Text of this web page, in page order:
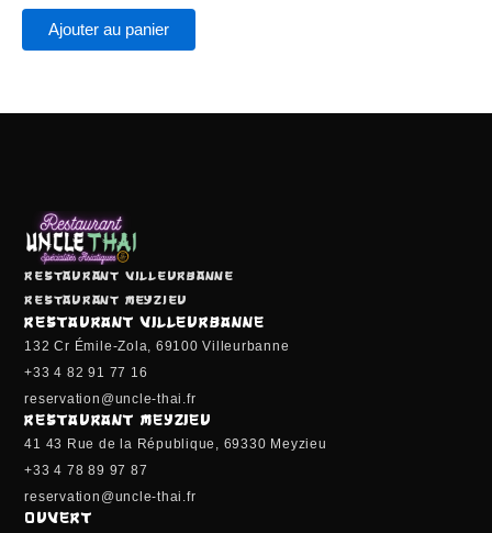
Ajouter au panier
Restaurant Villeurbanne
Restaurant Meyzieu
RESTAURANT VILLEURBANNE
132 Cr Émile-Zola, 69100 Villeurbanne
+33 4 82 91 77 16
reservation@uncle-thai.fr
RESTAURANT MEYZIEU
41 43 Rue de la République, 69330 Meyzieu
+33 4 78 89 97 87
reservation@uncle-thai.fr
OUVERT